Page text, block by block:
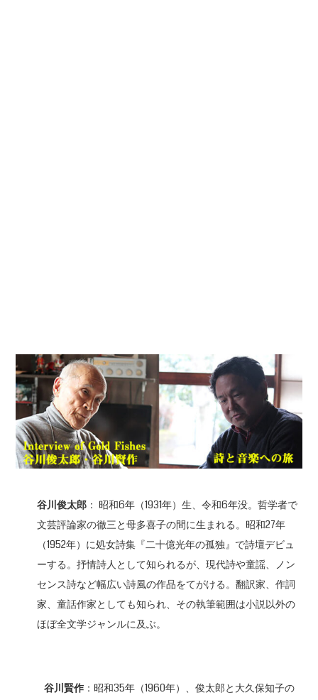
谷川俊太郎 ： 昭和6年（1931年）生、令和6年没。哲学者で
文芸評論家の徹三と母多喜子の間に生まれる。昭和27年
（1952年）に処女詩集『二十億光年の孤独』で詩壇デビュ
ーする。抒情詩人として知られるが、現代詩や童謡、ノン
センス詩など幅広い詩風の作品をてがける。翻訳家、作詞
家、童話作家としても知られ、その執筆範囲は小説以外の
ほぼ全文学ジャンルに及ぶ。
谷川賢作 ：昭和35年（1960年）、俊太郎と大久保知子の